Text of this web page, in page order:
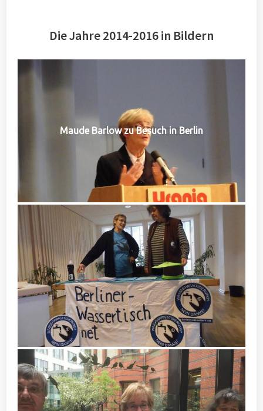
Die Jahre 2014-2016 in Bildern
Maude Barlow zu Besuch in Berlin